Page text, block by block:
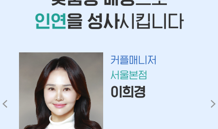
인연을 성사시킵니다
커플매니저
서울본점
이희경